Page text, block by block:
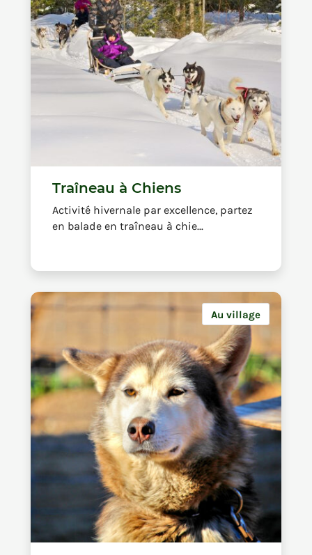
Traîneau à Chiens
Activité hivernale par excellence, partez
en balade en traîneau à chie...
Au village